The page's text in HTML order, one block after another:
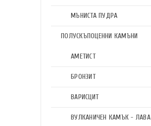
МЪНИСТА ПУДРА
ПОЛУСКЪПОЦЕННИ КАМЪНИ
АМЕТИСТ
БРОНЗИТ
ВАРИСЦИТ
ВУЛКАНИЧЕН КАМЪК - ЛАВА